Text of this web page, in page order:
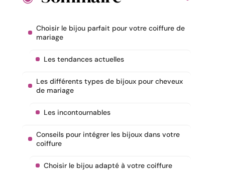
Choisir le bijou parfait pour votre coiffure de
mariage
Les tendances actuelles
Les différents types de bijoux pour cheveux
de mariage
Les incontournables
Conseils pour intégrer les bijoux dans votre
coiffure
Choisir le bijou adapté à votre coiffure